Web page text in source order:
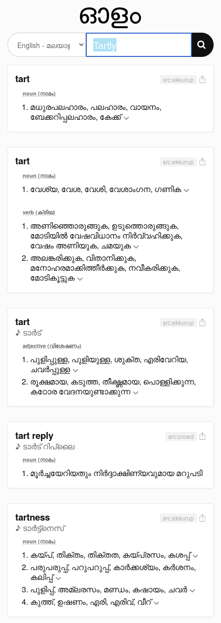
tart src:ekkurup
noun (നാമം)
മധുരപലഹാരം, പലഹാരം, വായനം,
ബേക്കറിപ്പലഹാരം, കേക്ക്
tart src:ekkurup
noun (നാമം)
വേശ്യ, വേശ, വേശി, വേശാംഗന, ഗണിക
verb (ക്രിയ)
അണിഞ്ഞൊരുങ്ങുക, ഉടുത്തൊരുങ്ങുക,
മോടിയിൽ വേഷവിധാനം നിർവ്വഹിക്കുക,
വേഷം അണിയുക, ചമയുക
അലങ്കരിക്കുക, വിതാനിക്കുക,
മനോഹരമാക്കിത്തീർക്കുക, നവീകരിക്കുക,
മോടികൂട്ടുക
tart
♪ ടാർട്
src:ekkurup
adjective (വിശേഷണം)
പുളിപ്പുള്ള, പുളിയുള്ള, ശുക്ത, എരിവേറിയ,
ചവർപ്പുള്ള
രൂക്ഷമായ, കടുത്ത, തീക്ഷ്ണമായ, പൊള്ളിക്കുന്ന,
കഠോര വേദനയുണ്ടാക്കുന്ന
tart reply
♪ ടാർട് റിപ്ലൈ
src:crowd
noun (നാമം)
മൂർച്ചയേറിയതും നിർദ്ദാക്ഷിണ്യവുമായ മറുപടി
tartness
♪ ടാർട്ട്നെസ്
src:ekkurup
noun (നാമം)
കയ്പ്, തിക്തം, തിക്തത, കയ്പ്രസം, കശപ്പ്
പരുപരുപ്പ്, പറുപറുപ്പ്, കാർക്കശ്യം, കർശനം,
കലിപ്പ്
പുളിപ്പ്, അമ്ലരസം, മണ്ഡം, കഷായം, ചവർ
കുത്ത്, ഉഷണം, എരി, എരിവ്, വീറ്